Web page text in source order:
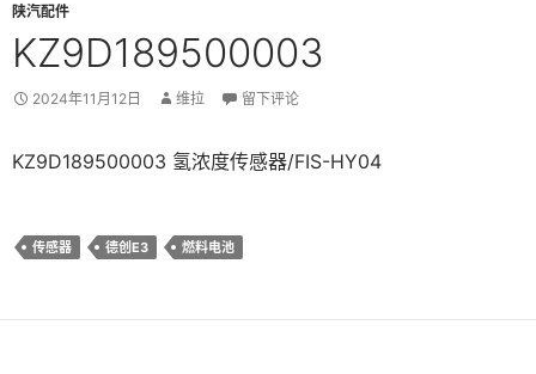
陕汽配件
KZ9D189500003
2024年11月12日 维拉 留下评论
KZ9D189500003 氢浓度传感器/FIS-HY04
传感器 德创E3 燃料电池